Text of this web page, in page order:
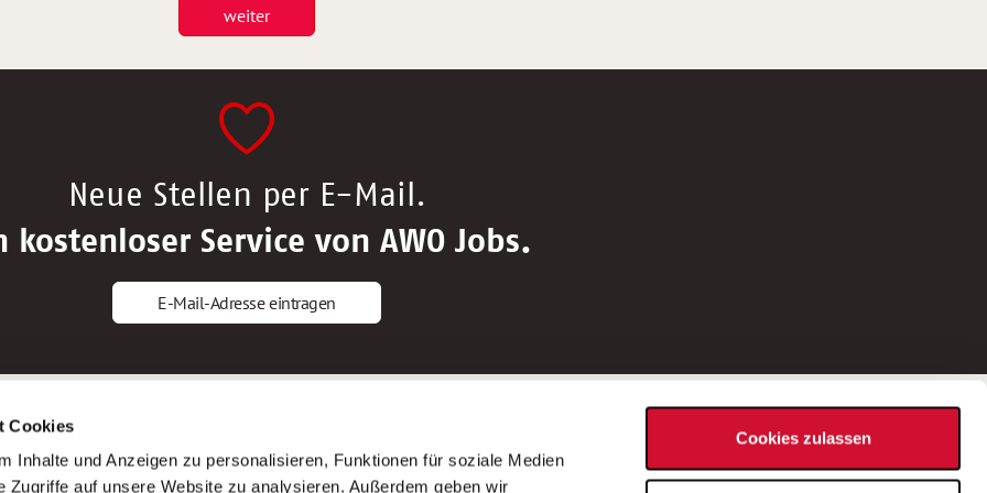
Cookies
Inhalte und Anzeigen zu personalisieren, Funktionen für soziale Medien
Zugriffe auf unsere Website zu analysieren. Außerdem geben wir
Cookies zulassen
weiter
Neue Stellen per E-Mail.
kostenloser Service von AWO Jobs.
E-Mail-Adresse eintragen
Altenpfleger*in
Krankenpfleger*in
AWO Gliederungen nach Bundesland
Stellenangebote nach Bundesländern